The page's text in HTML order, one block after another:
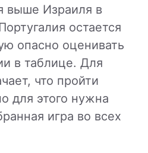
выше Израиля в
остается
опасно оценивать
в таблице. Для
что пройти
для этого нужна
игра во всех